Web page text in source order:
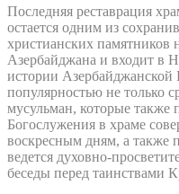
Последняя реставрация
остается одним из
христианских памятников
Азербайджана и входит в
истории Азербайджанской
популярностью не только
мусульман, которые
Богослужения в храме
воскресным дням, а также
ведется духовно-
беседы перед таинствами